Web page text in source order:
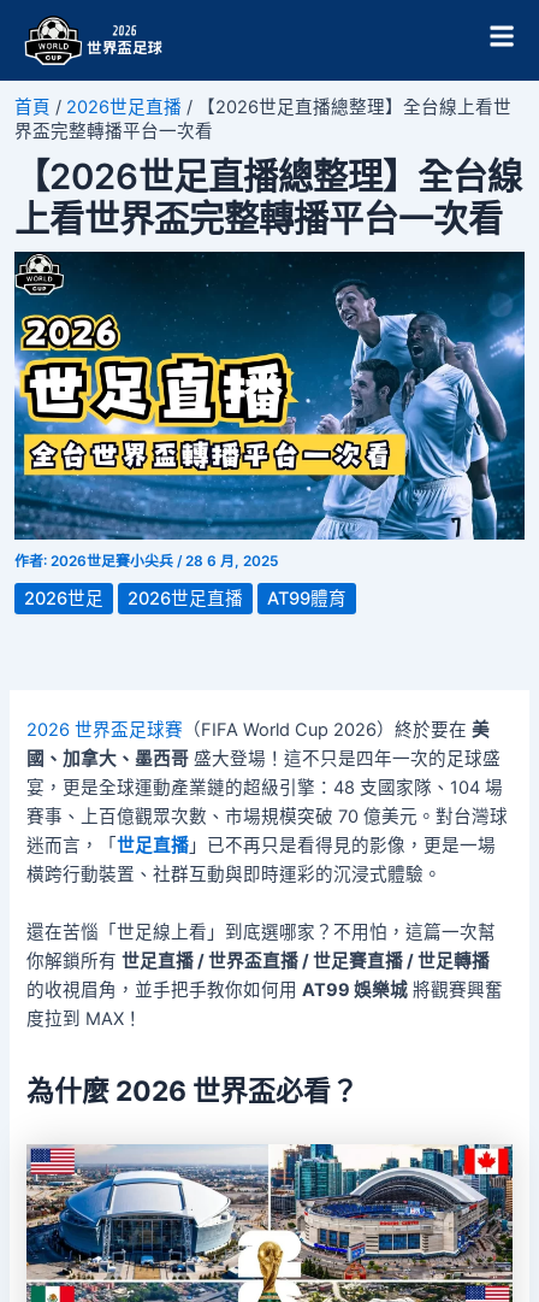
要
內
首頁 / 2026世足直播 /
【2026世足直播總整理】全台線上看世
界盃完整轉播平台一次看
【2026世足直播總整理】全台線
上看世界盃完整轉播平台一次看
作者: 2026世足賽小尖兵 /28 6 月, 2025
2026世足 2026世足直播 AT99體育
2026 世界盃足球賽 （FIFA World Cup 2026）終於要在美
國、加拿大、墨西哥 盛大登場！這不只是四年一次的足球盛
宴，更是全球運動產業鏈的超級引擎：48 支國家隊、104 場
賽事、上百億觀眾次數、市場規模突破 70 億美元。對台灣球
迷而言，「世足直播 」已不再只是看得見的影像，更是一場
橫跨行動裝置、社群互動與即時運彩的沉浸式體驗。
還在苦惱「世足線上看」到底選哪家？不用怕，這篇一次幫
你解鎖所有世足直播 / 世界盃直播 / 世足賽直播 / 世足轉播
的收視眉角，並手把手教你如何用AT99 娛樂城 將觀賽興奮
度拉到 MAX！
為什麼 2026 世界盃必看？
Post
navigation